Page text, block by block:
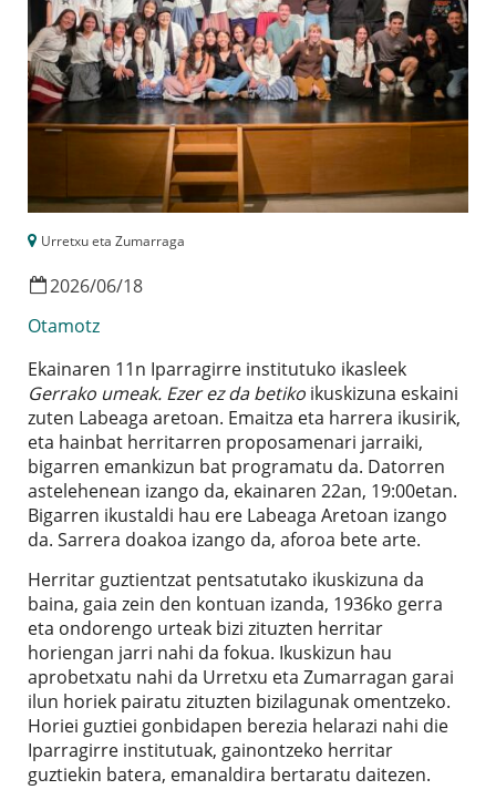
Urretxu eta Zumarraga
2026/06/18
Otamotz
Ekainaren 11n Iparragirre institutuko ikasleek
Gerrako umeak. Ezer ez da betikoikuskizuna eskaini
zuten Labeaga aretoan. Emaitza eta harrera ikusirik,
eta hainbat herritarren proposamenari jarraiki,
bigarren emankizun bat programatu da. Datorren
astelehenean izango da, ekainaren 22an, 19:00etan.
Bigarren ikustaldi hau ere Labeaga Aretoan izango
da. Sarrera doakoa izango da, aforoa bete arte.
Herritar guztientzat pentsatutako ikuskizuna da
baina, gaia zein den kontuan izanda, 1936ko gerra
eta ondorengo urteak bizi zituzten herritar
horiengan jarri nahi da fokua. Ikuskizun hau
aprobetxatu nahi da Urretxu eta Zumarragan garai
ilun horiek pairatu zituzten bizilagunak omentzeko.
Horiei guztiei gonbidapen berezia helarazi nahi die
Iparragirre institutuak, gainontzeko herritar
guztiekin batera, emanaldira bertaratu daitezen.